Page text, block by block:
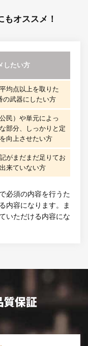
オススメ！
したい方
均点以上を取りた
の武器にしたい方
民）や単元によっ
部分、しっかりと定
向上させたい方
がまだまだ足りてお
来ていない方
必須の内容を行うた
内容になります。ま
いただける内容にな
質保証